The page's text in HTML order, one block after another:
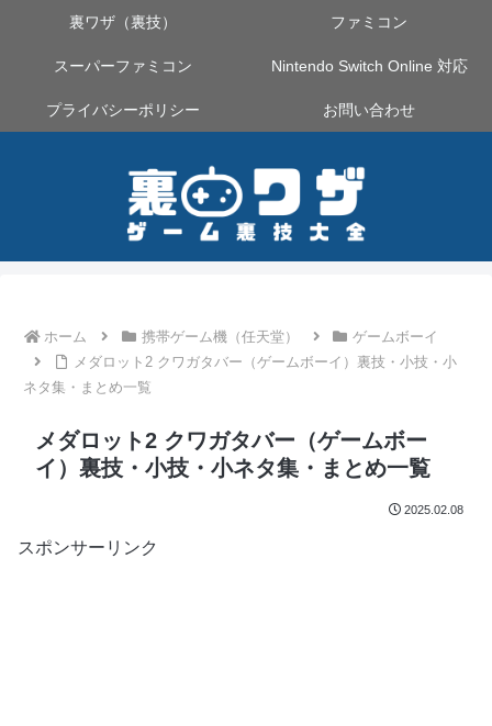
裏ワザ（裏技） ファミコン
スーパーファミコン Nintendo Switch Online 対応
プライバシーポリシー お問い合わせ
ホーム 携帯ゲーム機（任天堂）
ゲームボーイ
メダロット2 クワガタバー（ゲームボーイ）裏技・小技・小
ネタ集・まとめ一覧
メダロット2 クワガタバー（ゲームボー
イ）裏技・小技・小ネタ集・まとめ一覧
2025.02.08
スポンサーリンク